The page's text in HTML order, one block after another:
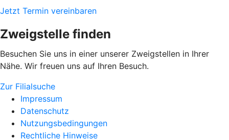
Jetzt Termin vereinbaren
Zweigstelle finden
Besuchen Sie uns in einer unserer Zweigstellen in Ihrer
Nähe. Wir freuen uns auf Ihren Besuch.
Zur Filialsuche
Impressum
Datenschutz
Nutzungsbedingungen
Rechtliche Hinweise